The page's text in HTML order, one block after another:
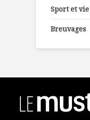
Sport et
Breuvages